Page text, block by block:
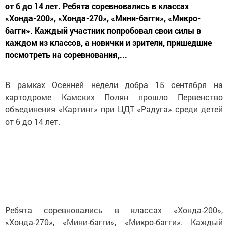
от 6 до 14 лет. Ребята соревновались в классах
«Хонда-200», «Хонда-270», «Мини-багги», «Микро-
багги». Каждый участник попробовал свои силы в
каждом из классов, а новички и зрители, пришедшие
посмотреть на соревнования,...
В рамках Осенней недели добра 15 сентября на
картодроме Камских Полян прошло Первенство
объединения «Картинг» при ЦДТ «Радуга» среди детей
от 6 до 14 лет.
Ребята соревновались в классах «Хонда-200»,
«Хонда-270», «Мини-багги», «Микро-багги». Каждый